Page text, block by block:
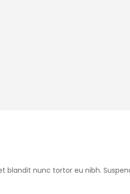
blandit nunc tortor eu nibh.